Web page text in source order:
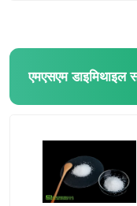
एमएसएम डाइमिथाइल